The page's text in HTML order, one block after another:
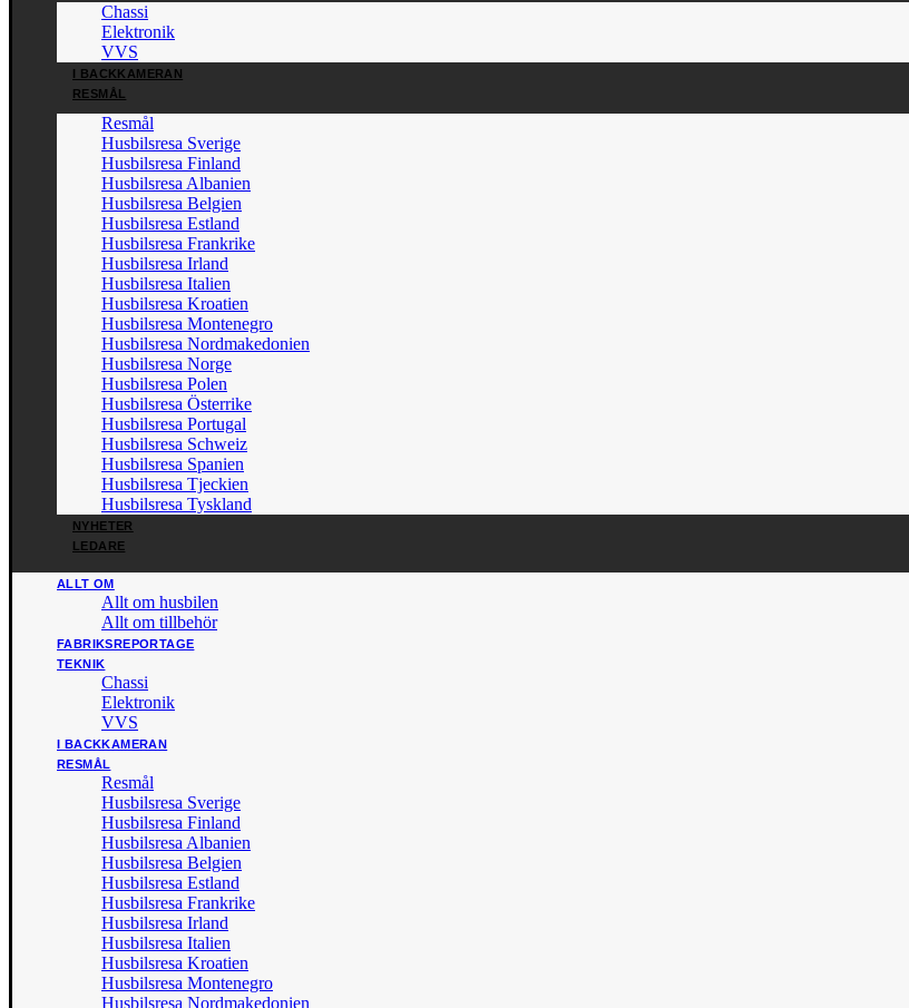
Chassi
Elektronik
VVS
I BACKKAMERAN
RESMÅL
Resmål
Husbilsresa Sverige
Husbilsresa Finland
Husbilsresa Albanien
Husbilsresa Belgien
Husbilsresa Estland
Husbilsresa Frankrike
Husbilsresa Irland
Husbilsresa Italien
Husbilsresa Kroatien
Husbilsresa Montenegro
Husbilsresa Nordmakedonien
Husbilsresa Norge
Husbilsresa Polen
Husbilsresa Österrike
Husbilsresa Portugal
Husbilsresa Schweiz
Husbilsresa Spanien
Husbilsresa Tjeckien
Husbilsresa Tyskland
NYHETER
LEDARE
ALLT OM
Allt om husbilen
Allt om tillbehör
FABRIKSREPORTAGE
TEKNIK
Chassi
Elektronik
VVS
I BACKKAMERAN
RESMÅL
Resmål
Husbilsresa Sverige
Husbilsresa Finland
Husbilsresa Albanien
Husbilsresa Belgien
Husbilsresa Estland
Husbilsresa Frankrike
Husbilsresa Irland
Husbilsresa Italien
Husbilsresa Kroatien
Husbilsresa Montenegro
Husbilsresa Nordmakedonien